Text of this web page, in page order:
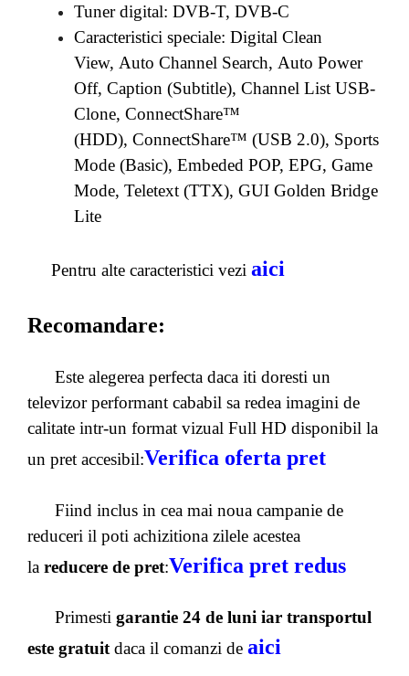
Tuner digital: DVB-T, DVB-C
Caracteristici speciale: Digital Clean
View, Auto Channel Search, Auto Power
Off, Caption (Subtitle), Channel List USB-
Clone, ConnectShare™
(HDD), ConnectShare™ (USB 2.0), Sports
Mode (Basic), Embeded POP, EPG, Game
Mode, Teletext (TTX), GUI Golden Bridge
Lite
Pentru alte caracteristici vezi aici
Recomandare:
Este alegerea perfecta daca iti doresti un
televizor performant cababil sa redea imagini de
calitate intr-un format vizual Full HD disponibil la
un pret accesibil:Verifica oferta pret
Fiind inclus in cea mai noua campanie de
reduceri il poti achizitiona zilele acestea
la reducere de pret:Verifica pret redus
Primesti garantie 24 de luni iar transportul
este gratuit daca il comanzi de aici